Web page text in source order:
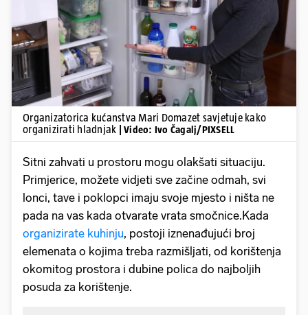
Pokretanje videa...
Organizatorica kućanstva Mari Domazet savjetuje kako
organizirati hladnjak
| Video: Ivo Čagalj/PIXSELL
Sitni zahvati u prostoru mogu olakšati situaciju.
Primjerice, možete vidjeti sve začine odmah, svi
lonci, tave i poklopci imaju svoje mjesto i ništa ne
pada na vas kada otvarate vrata smočnice.Kada
organizirate kuhinju, postoji iznenađujući broj
elemenata o kojima treba razmišljati, od korištenja
okomitog prostora i dubine polica do najboljih
posuda za korištenje.